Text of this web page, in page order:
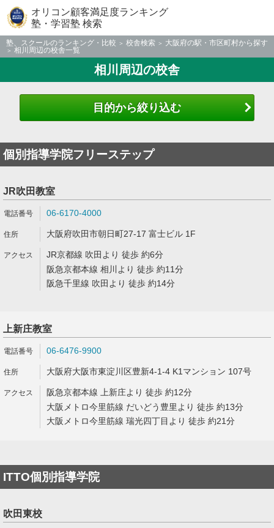
オリコン顧客満足度ランキング
塾・学習塾 検索
塾、スクールのランキング・比較 校舎検索
大阪府の駅・市区町村から探す
相川周辺の校舎一覧
相川周辺の校舎
目的から絞り込む
個別指導学院フリーステップ
JR吹田教室
06-6170-4000
大阪府吹田市朝日町27-17 富士ビル 1F
JR京都線 吹田より 徒歩 約6分
阪急京都本線 相川より 徒歩 約11分
阪急千里線 吹田より 徒歩 約14分
上新庄教室
06-6476-9900
大阪府大阪市東淀川区豊新4-1-4 K1マンション 107号
阪急京都本線 上新庄より 徒歩 約12分
大阪メトロ今里筋線 だいどう豊里より 徒歩 約13分
大阪メトロ今里筋線 瑞光四丁目より 徒歩 約21分
ITTO個別指導学院
吹田東校